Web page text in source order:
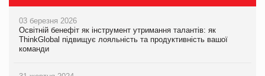
03 березня 2026
Освітній бенефіт як інструмент утримання талантів: як
ThinkGlobal підвищує лояльність та продуктивність вашої
команди